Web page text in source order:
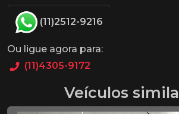
(11)2512-9216
Ou ligue agora para:
(11)4305-9172
Veículos